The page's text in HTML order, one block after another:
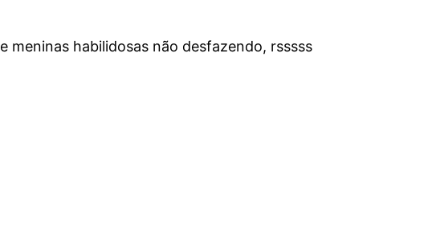
meninas habilidosas não desfazendo, rsssss